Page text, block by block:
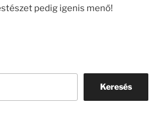
pedig igenis menő!
Keresés